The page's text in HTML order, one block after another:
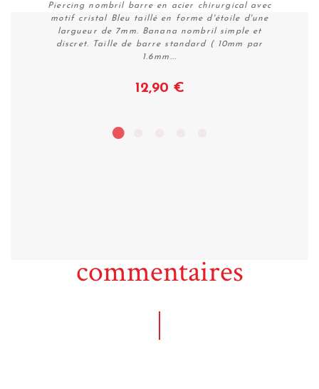
Voir
Piercing nombril barre en acier chirurgical avec
motif cristal Bleu taillé en forme d'étoile d'une
largueur de 7mm. Banana nombril simple et
discret. Taille de barre standard ( 10mm par
1.6mm...
12,90 €
commentaires